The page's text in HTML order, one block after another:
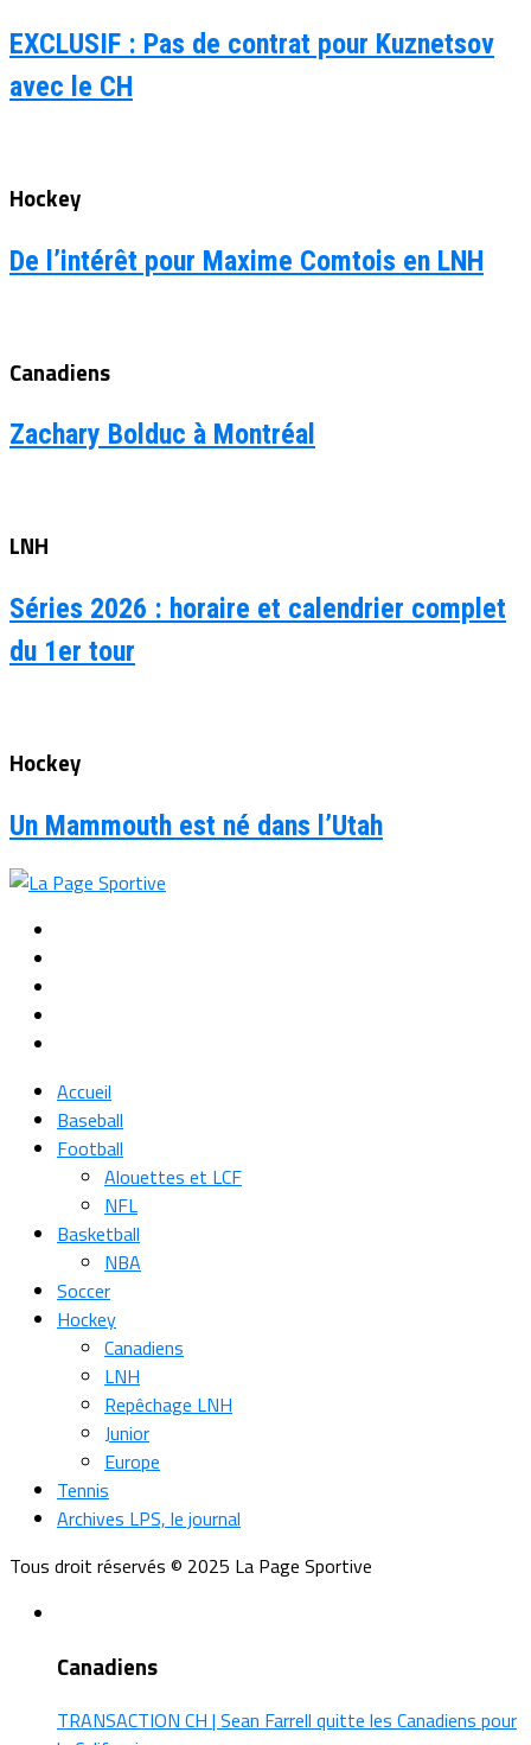
EXCLUSIF : Pas de contrat pour Kuznetsov
avec le CH
Hockey
De l’intérêt pour Maxime Comtois en LNH
Canadiens
Zachary Bolduc à Montréal
LNH
Séries 2026 : horaire et calendrier complet
du 1er tour
Hockey
Un Mammouth est né dans l’Utah
Accueil
Baseball
Football
Alouettes et LCF
NFL
Basketball
NBA
Soccer
Hockey
Canadiens
LNH
Repêchage LNH
Junior
Europe
Tennis
Archives LPS, le journal
Tous droit réservés © 2025 La Page Sportive
Canadiens
TRANSACTION CH | Sean Farrell quitte les Canadiens pour